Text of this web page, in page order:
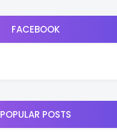
FACEBOOK
POPULAR POSTS